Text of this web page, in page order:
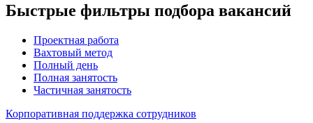
Быстрые фильтры подбора вакансий
Проектная работа
Вахтовый метод
Полный день
Полная занятость
Частичная занятость
Корпоративная поддержка сотрудников